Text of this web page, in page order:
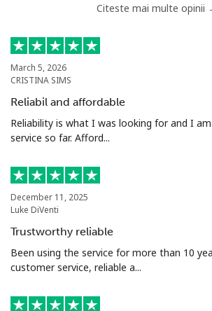
⁦18.9c⁩ 52 min
Italy
Telefon
fix
Mobil ⁦2.1c⁩
Ivory Coast
Telefon
Mobil ⁦65.5c⁩ 15 min
Citeste mai multe opinii
March 5, 2026
CRISTINA SIMS
Reliabil and affordable
Reliability is what I was looking for and I
service so far. Afford...
December 11, 2025
Luke DiVenti
Trustworthy reliable
Been using the service for more than 10
customer service, reliable a...